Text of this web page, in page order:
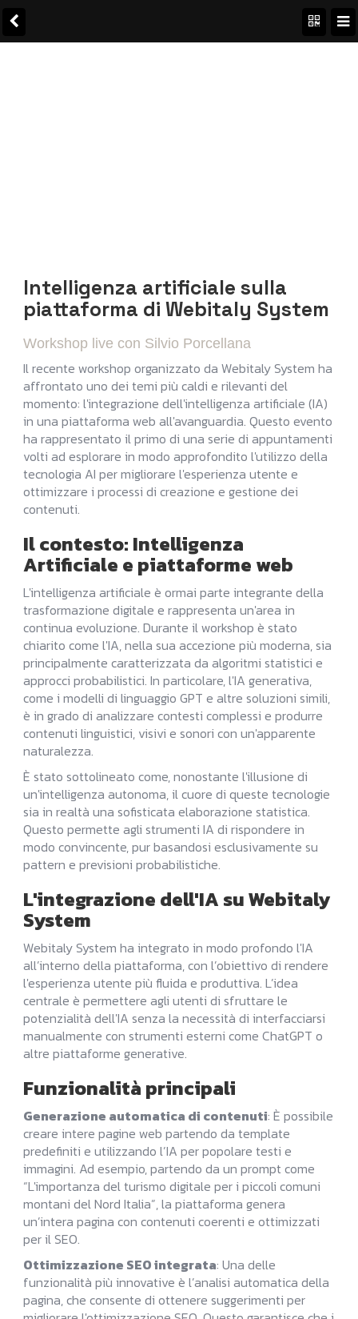
Intelligenza artificiale sulla
piattaforma di Webitaly System
Workshop live con Silvio Porcellana
Il recente workshop organizzato da Webitaly System ha
affrontato uno dei temi più caldi e rilevanti del
momento: l'integrazione dell'intelligenza artificiale (IA)
in una piattaforma web all'avanguardia. Questo evento
ha rappresentato il primo di una serie di appuntamenti
volti ad esplorare in modo approfondito l'utilizzo della
tecnologia AI per migliorare l'esperienza utente e
ottimizzare i processi di creazione e gestione dei
contenuti.
Il contesto: Intelligenza
Artificiale e piattaforme web
L'intelligenza artificiale è ormai parte integrante della
trasformazione digitale e rappresenta un'area in
continua evoluzione. Durante il workshop è stato
chiarito come l'IA, nella sua accezione più moderna, sia
principalmente caratterizzata da algoritmi statistici e
approcci probabilistici. In particolare, l'IA generativa,
come i modelli di linguaggio GPT e altre soluzioni simili,
è in grado di analizzare contesti complessi e produrre
contenuti linguistici, visivi e sonori con un'apparente
naturalezza.
È stato sottolineato come, nonostante l'illusione di
un'intelligenza autonoma, il cuore di queste tecnologie
sia in realtà una sofisticata elaborazione statistica.
Questo permette agli strumenti IA di rispondere in
modo convincente, pur basandosi esclusivamente su
pattern e previsioni probabilistiche.
L'integrazione dell'IA su Webitaly
System
Webitaly System ha integrato in modo profondo l'IA
all’interno della piattaforma, con l’obiettivo di rendere
l'esperienza utente più fluida e produttiva. L’idea
centrale è permettere agli utenti di sfruttare le
potenzialità dell'IA senza la necessità di interfacciarsi
manualmente con strumenti esterni come ChatGPT o
altre piattaforme generative.
Funzionalità principali
Generazione automatica di contenuti: È possibile
creare intere pagine web partendo da template
predefiniti e utilizzando l’IA per popolare testi e
immagini. Ad esempio, partendo da un prompt come
“L'importanza del turismo digitale per i piccoli comuni
montani del Nord Italia”, la piattaforma genera
un’intera pagina con contenuti coerenti e ottimizzati
per il SEO.
Ottimizzazione SEO integrata: Una delle
funzionalità più innovative è l’analisi automatica della
pagina, che consente di ottenere suggerimenti per